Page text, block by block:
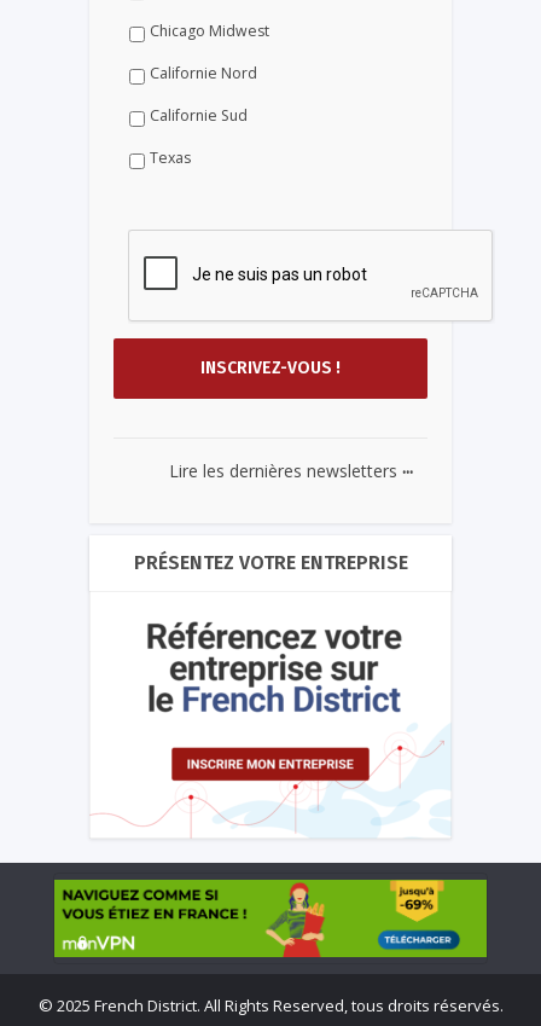
Chicago Midwest
Californie Nord
Californie Sud
Texas
Lire les dernières newsletters ...
PRÉSENTEZ VOTRE ENTREPRISE
© 2025 French District. All Rights Reserved, tous droits réservés.